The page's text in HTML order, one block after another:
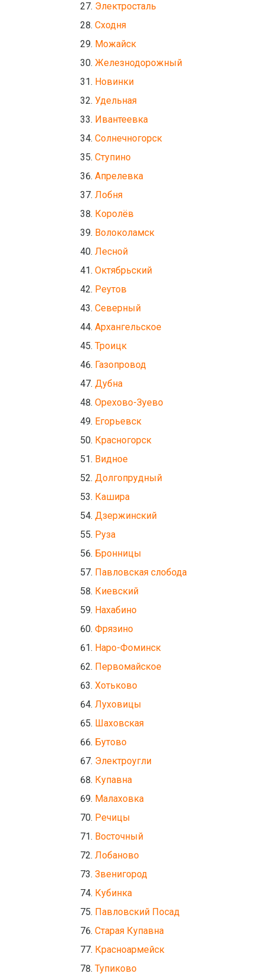
Электросталь
Сходня
Можайск
Железнодорожный
Новинки
Удельная
Ивантеевка
Солнечногорск
Ступино
Апрелевка
Лобня
Королёв
Волоколамск
Лесной
Октябрьский
Реутов
Северный
Архангельское
Троицк
Газопровод
Дубна
Орехово-Зуево
Егорьевск
Красногорск
Видное
Долгопрудный
Кашира
Дзержинский
Руза
Бронницы
Павловская слобода
Киевский
Нахабино
Фрязино
Наро-Фоминск
Первомайское
Хотьково
Луховицы
Шаховская
Бутово
Электроугли
Купавна
Малаховка
Речицы
Восточный
Лобаново
Звенигород
Кубинка
Павловский Посад
Старая Купавна
Красноармейск
Тупиково